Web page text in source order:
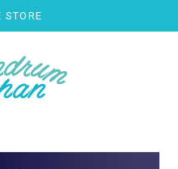
STORE